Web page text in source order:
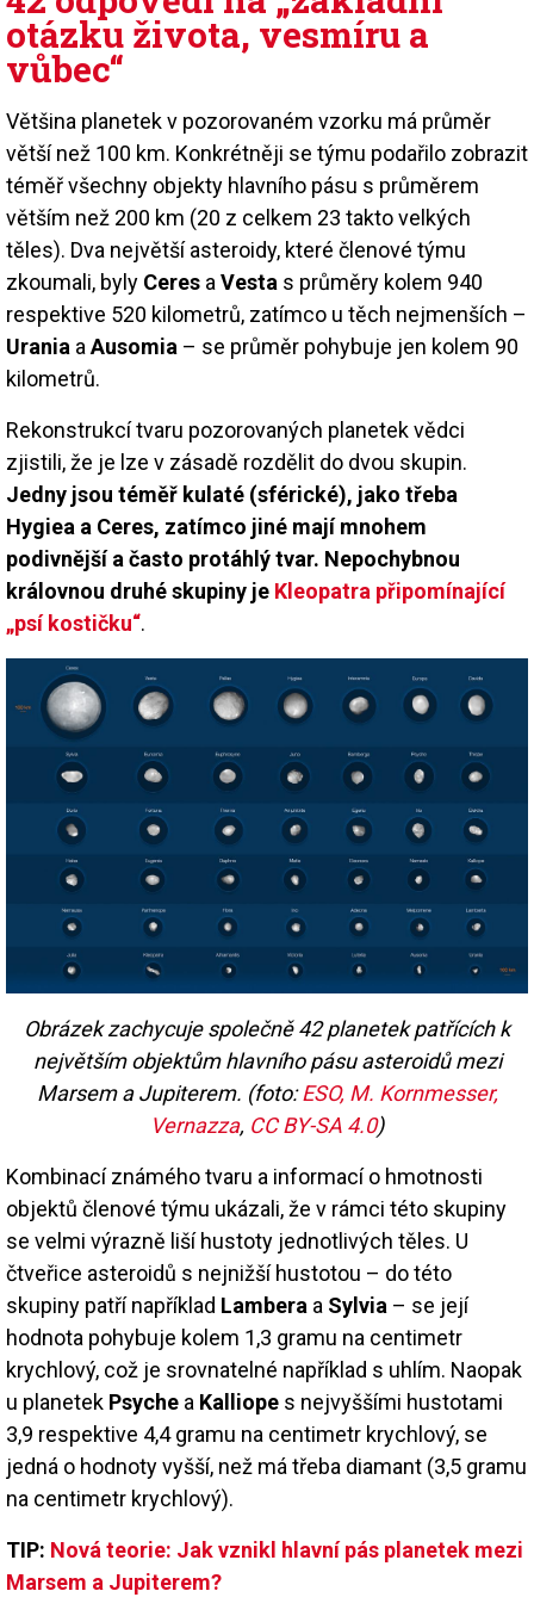
otázku života, vesmíru a
vůbec“
Většina planetek v pozorovaném vzorku má průměr
větší než 100 km. Konkrétněji se týmu podařilo zobrazit
téměř všechny objekty hlavního pásu s průměrem
větším než 200 km (20 z celkem 23 takto velkých
těles). Dva největší asteroidy, které členové týmu
zkoumali, byly Ceres a Vesta s průměry kolem 940
respektive 520 kilometrů, zatímco u těch nejmenších –
Urania a Ausomia – se průměr pohybuje jen kolem 90
kilometrů.
Rekonstrukcí tvaru pozorovaných planetek vědci
zjistili, že je lze v zásadě rozdělit do dvou skupin.
Jedny jsou téměř kulaté (sférické), jako třeba
Hygiea a Ceres, zatímco jiné mají mnohem
podivnější a často protáhlý tvar. Nepochybnou
královnou druhé skupiny je Kleopatra připomínající
„psí kostičku“.
Obrázek zachycuje společně 42 planetek patřících k
největším objektům hlavního pásu asteroidů mezi
Marsem a Jupiterem. (foto:ESO, M. Kornmesser,
Vernazza, CC BY-SA 4.0)
Kombinací známého tvaru a informací o hmotnosti
objektů členové týmu ukázali, že v rámci této skupiny
se velmi výrazně liší hustoty jednotlivých těles. U
čtveřice asteroidů s nejnižší hustotou – do této
skupiny patří například Lambera a Sylvia – se její
hodnota pohybuje kolem 1,3 gramu na centimetr
krychlový, což je srovnatelné například s uhlím. Naopak
u planetek Psyche a Kalliope s nejvyššími hustotami
3,9 respektive 4,4 gramu na centimetr krychlový, se
jedná o hodnoty vyšší, než má třeba diamant (3,5 gramu
na centimetr krychlový).
TIP: Nová teorie: Jak vznikl hlavní pás planetek mezi
Marsem a Jupiterem?